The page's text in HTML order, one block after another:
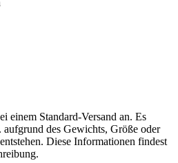
einem Standard-Versand an. Es
des Gewichts, Größe oder
Diese Informationen findest